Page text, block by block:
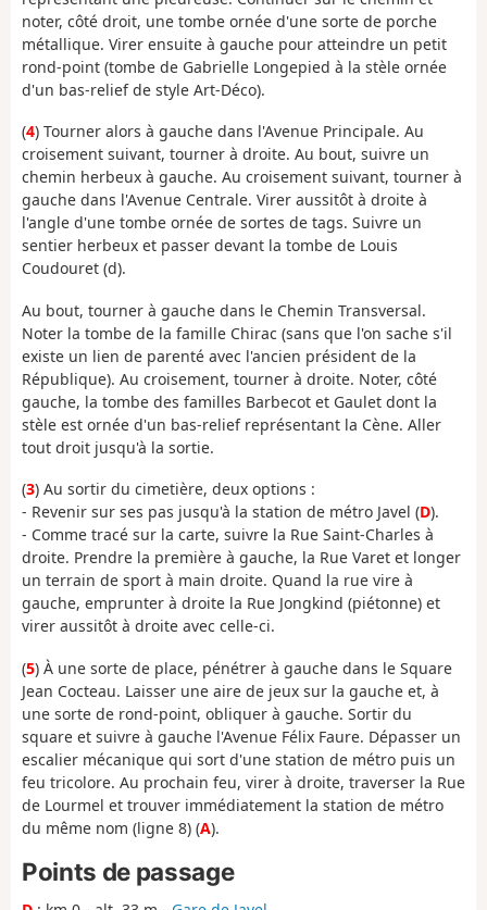
noter, côté droit, une tombe ornée d'une sorte de porche
métallique. Virer ensuite à gauche pour atteindre un petit
rond-point (tombe de Gabrielle Longepied à la stèle ornée
d'un bas-relief de style Art-Déco).
(4) Tourner alors à gauche dans l'Avenue Principale. Au
croisement suivant, tourner à droite. Au bout, suivre un
chemin herbeux à gauche. Au croisement suivant, tourner à
gauche dans l'Avenue Centrale. Virer aussitôt à droite à
l'angle d'une tombe ornée de sortes de tags. Suivre un
sentier herbeux et passer devant la tombe de Louis
Coudouret (d).
Au bout, tourner à gauche dans le Chemin Transversal.
Noter la tombe de la famille Chirac (sans que l'on sache s'il
existe un lien de parenté avec l'ancien président de la
République). Au croisement, tourner à droite. Noter, côté
gauche, la tombe des familles Barbecot et Gaulet dont la
stèle est ornée d'un bas-relief représentant la Cène. Aller
tout droit jusqu'à la sortie.
(3) Au sortir du cimetière, deux options :
- Revenir sur ses pas jusqu'à la station de métro Javel (D).
- Comme tracé sur la carte, suivre la Rue Saint-Charles à
droite. Prendre la première à gauche, la Rue Varet et longer
un terrain de sport à main droite. Quand la rue vire à
gauche, emprunter à droite la Rue Jongkind (piétonne) et
virer aussitôt à droite avec celle-ci.
(5) À une sorte de place, pénétrer à gauche dans le Square
Jean Cocteau. Laisser une aire de jeux sur la gauche et, à
une sorte de rond-point, obliquer à gauche. Sortir du
square et suivre à gauche l'Avenue Félix Faure. Dépasser un
escalier mécanique qui sort d'une station de métro puis un
feu tricolore. Au prochain feu, virer à droite, traverser la Rue
de Lourmel et trouver immédiatement la station de métro
du même nom (ligne 8) (A).
Points de passage